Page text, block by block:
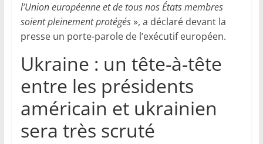
l’Union européenne et de tous nos États membres
soient pleinement protégés», a déclaré devant la
presse un porte-parole de l’exécutif européen.
Ukraine : un tête-à-tête
entre les présidents
américain et ukrainien
sera très scruté